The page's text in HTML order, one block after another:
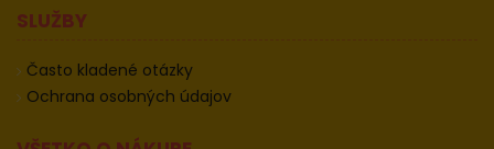
SLUŽBY
Často kladené otázky
Ochrana osobných údajov